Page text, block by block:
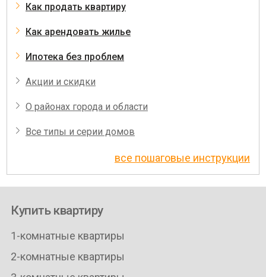
Как продать квартиру
Как арендовать жилье
Ипотека без проблем
Акции и скидки
О районах города и области
Все типы и серии домов
все пошаговые инструкции
Купить квартиру
1-комнатные квартиры
2-комнатные квартиры